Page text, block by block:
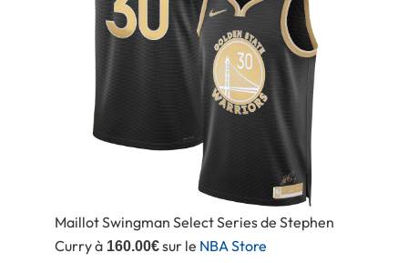
Maillot Swingman Select Series de Stephen
Curry à 160.00€sur le NBA Store